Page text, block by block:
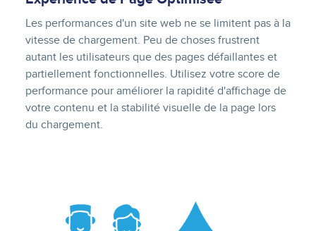
Les performances d'un site web ne se limitent pas à la
vitesse de chargement. Peu de choses frustrent
autant les utilisateurs que des pages défaillantes et
partiellement fonctionnelles. Utilisez votre score de
performance pour améliorer la rapidité d'affichage de
votre contenu et la stabilité visuelle de la page lors
du chargement.